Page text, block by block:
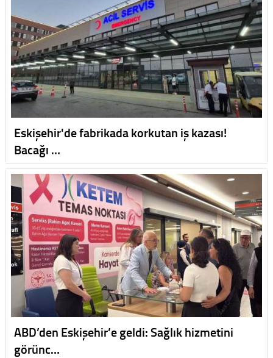
Eskişehir'de fabrikada korkutan iş kazası!
Bacağı …
ABD’den Eskişehir’e geldi: Sağlık hizmetini
görünc…